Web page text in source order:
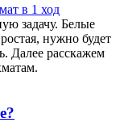
задачу. Белые
нужно будет
Далее расскажем